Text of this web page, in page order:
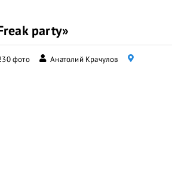
party»
фото
Анатолий Крачулов